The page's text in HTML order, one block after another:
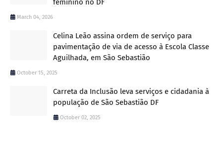
feminino no DF
March 04, 2026
Celina Leão assina ordem de serviço para
pavimentação de via de acesso à Escola Classe
Aguilhada, em São Sebastião
October 15, 2025
Carreta da Inclusão leva serviços e cidadania à
população de São Sebastião DF
October 02, 2025